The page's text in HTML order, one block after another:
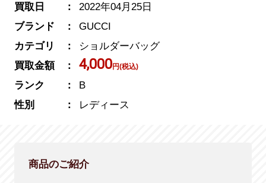
買取日
2022年04月25日
ブランド
GUCCI
カテゴリ
ショルダーバッグ
買取金額
4,000円(税込)
ランク
B
性別
レディース
商品のご紹介